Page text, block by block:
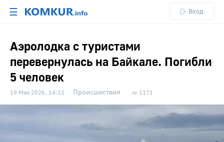
☰ Вход
Аэролодка с туристами
перевернулась на Байкале. Погибли
5 человек
19 Мая 2026, 14:12 Происшествия 1171